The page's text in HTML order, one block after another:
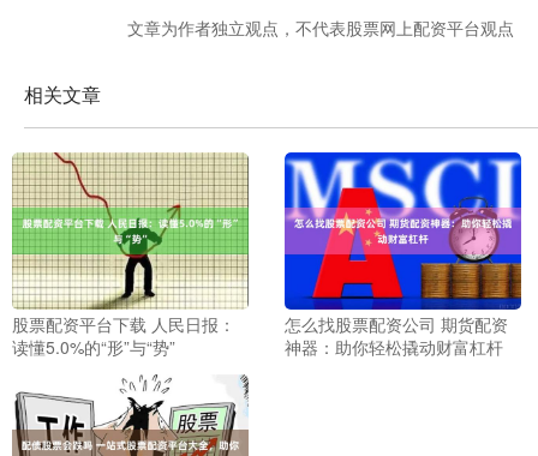
文章为作者独立观点，不代表股票网上配资平台观点
相关文章
股票配资平台下载 人民日报：
读懂5.0%的“形”与“势”
怎么找股票配资公司 期货配资
神器：助你轻松撬动财富杠杆